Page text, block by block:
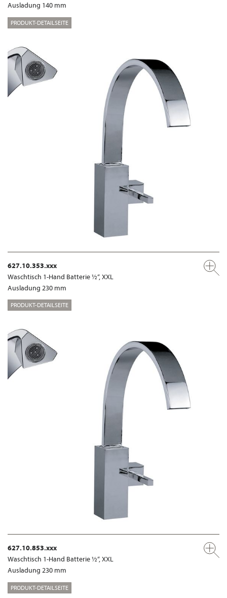
Ausladung 140 mm
PRODUKT-DETAILSEITE
627.10.353.xxx
Waschtisch 1-Hand Batterie ½“, XXL
Ausladung 230 mm
PRODUKT-DETAILSEITE
627.10.853.xxx
Waschtisch 1-Hand Batterie ½“, XXL
Ausladung 230 mm
PRODUKT-DETAILSEITE